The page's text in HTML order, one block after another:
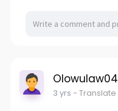
Olowulaw04
3 yrs - Translate